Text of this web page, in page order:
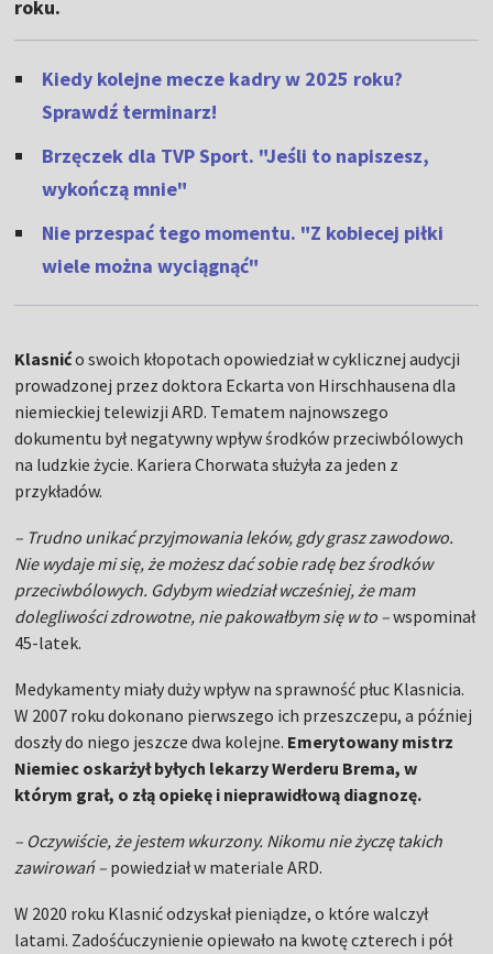
roku.
Kiedy kolejne mecze kadry w 2025 roku?
Sprawdź terminarz!
Brzęczek dla TVP Sport. "Jeśli to napiszesz,
wykończą mnie"
Nie przespać tego momentu. "Z kobiecej piłki
wiele można wyciągnąć"
Klasnićo swoich kłopotach opowiedział w cyklicznej audycji
prowadzonej przez doktora Eckarta von Hirschhausena dla
niemieckiej telewizji ARD. Tematem najnowszego
dokumentu był negatywny wpływ środków przeciwbólowych
na ludzkie życie. Kariera Chorwata służyła za jeden z
przykładów.
– Trudno unikać przyjmowania leków, gdy grasz zawodowo.
Nie wydaje mi się, że możesz dać sobie radę bez środków
przeciwbólowych. Gdybym wiedział wcześniej, że mam
dolegliwości zdrowotne, nie pakowałbym się w to –wspominał
45-latek.
Medykamenty miały duży wpływ na sprawność płuc Klasnicia.
W 2007 roku dokonano pierwszego ich przeszczepu, a później
doszły do niego jeszcze dwa kolejne. Emerytowany mistrz
Niemiec oskarżył byłych lekarzy Werderu Brema, w
którym grał, o złą opiekę i nieprawidłową diagnozę.
– Oczywiście, że jestem wkurzony. Nikomu nie życzę takich
zawirowań – powiedział w materiale ARD.
W 2020 roku Klasnić odzyskał pieniądze, o które walczył
latami. Zadośćuczynienie opiewało na kwotę czterech i pół